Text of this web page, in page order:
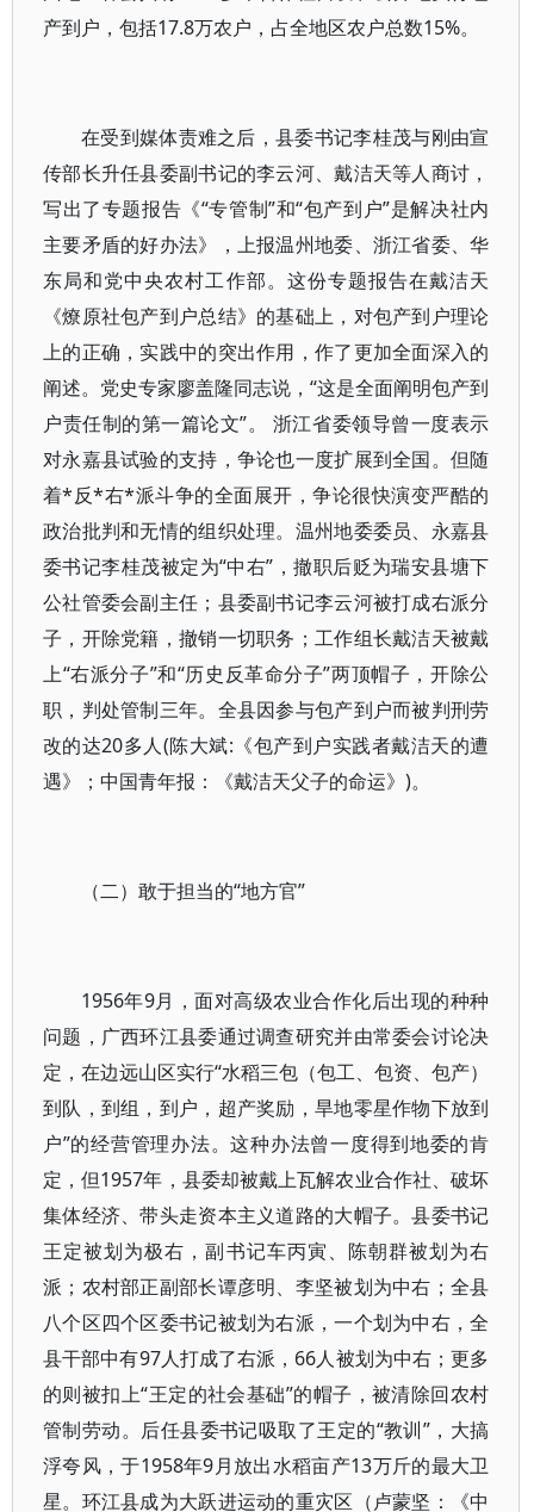
产到户，包括17.8万农户，占全地区农户总数15%。
在受到媒体责难之后，县委书记李桂茂与刚由宣
传部长升任县委副书记的李云河、戴洁天等人商讨，
写出了专题报告《“专管制”和“包产到户”是解决社内
主要矛盾的好办法》，上报温州地委、浙江省委、华
东局和党中央农村工作部。这份专题报告在戴洁天
《燎原社包产到户总结》的基础上，对包产到户理论
上的正确，实践中的突出作用，作了更加全面深入的
阐述。党史专家廖盖隆同志说，“这是全面阐明包产到
户责任制的第一篇论文”。 浙江省委领导曾一度表示
对永嘉县试验的支持，争论也一度扩展到全国。但随
着*反*右*派斗争的全面展开，争论很快演变严酷的
政治批判和无情的组织处理。温州地委委员、永嘉县
委书记李桂茂被定为“中右”，撤职后贬为瑞安县塘下
公社管委会副主任；县委副书记李云河被打成右派分
子，开除党籍，撤销一切职务；工作组长戴洁天被戴
上“右派分子”和“历史反革命分子”两顶帽子，开除公
职，判处管制三年。全县因参与包产到户而被判刑劳
改的达20多人(陈大斌:《包产到户实践者戴洁天的遭
遇》；中国青年报：《戴洁天父子的命运》)。
（二）敢于担当的“地方官”
1956年9月，面对高级农业合作化后出现的种种
问题，广西环江县委通过调查研究并由常委会讨论决
定，在边远山区实行“水稻三包（包工、包资、包产）
到队，到组，到户，超产奖励，旱地零星作物下放到
户”的经营管理办法。这种办法曾一度得到地委的肯
定，但1957年，县委却被戴上瓦解农业合作社、破坏
集体经济、带头走资本主义道路的大帽子。县委书记
王定被划为极右，副书记车丙寅、陈朝群被划为右
派；农村部正副部长谭彦明、李坚被划为中右；全县
八个区四个区委书记被划为右派，一个划为中右，全
县干部中有97人打成了右派，66人被划为中右；更多
的则被扣上“王定的社会基础”的帽子，被清除回农村
管制劳动。后任县委书记吸取了王定的“教训”，大搞
浮夸风，于1958年9月放出水稻亩产13万斤的最大卫
星。环江县成为大跃进运动的重灾区（卢蒙坚：《中